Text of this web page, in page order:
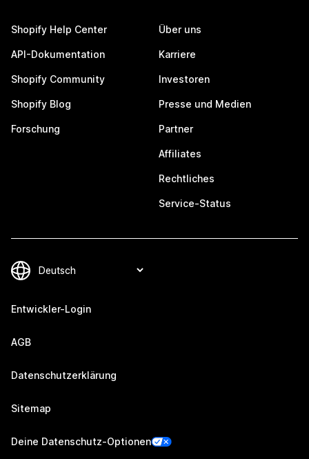
Shopify Help Center
API-Dokumentation
Shopify Community
Shopify Blog
Forschung
Über uns
Karriere
Investoren
Presse und Medien
Partner
Affiliates
Rechtliches
Service-Status
Entwickler-Login
AGB
Datenschutzerklärung
Sitemap
Deine Datenschutz-Optionen